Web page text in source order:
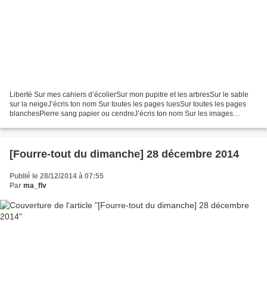
Liberté Sur mes cahiers d’écolierSur mon pupitre et les arbresSur le sable
sur la neigeJ’écris ton nom Sur toutes les pages luesSur toutes les pages
blanchesPierre sang papier ou cendreJ’écris ton nom Sur les images
[Fourre-tout du dimanche] 28 décembre 2014
Publié le 28/12/2014 à 07:55
Par ma_flv